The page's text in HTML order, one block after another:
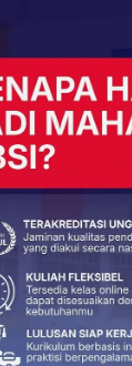
formal.
dan mikir:
dari
Tapi
itu oleh
hidup ke depan.